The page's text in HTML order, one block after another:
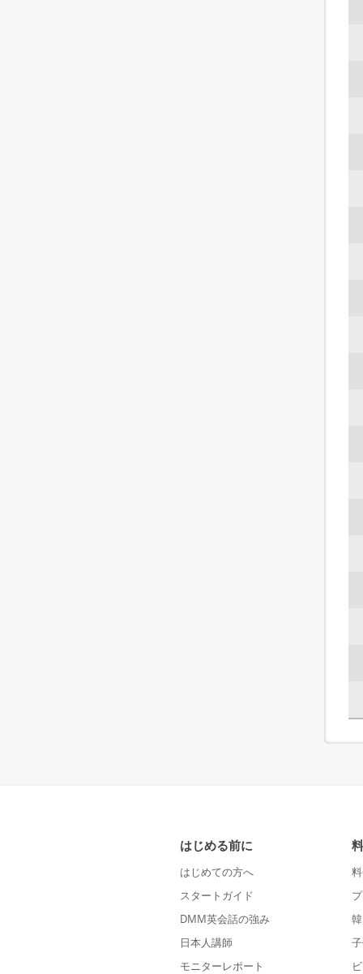
はじめる前に
はじめての方へ
スタートガイド
DMM英会話の強み
日本人講師
モニターレポート